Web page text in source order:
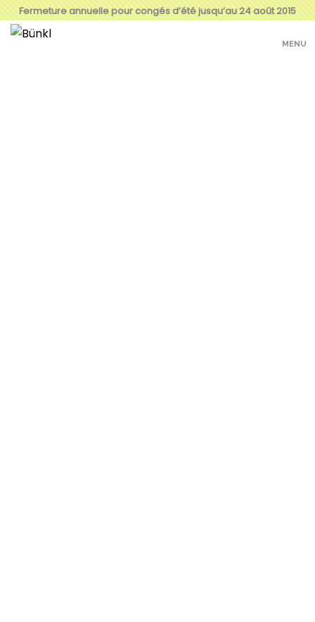
Fermeture annuelle pour congés d’été jusqu’au 24 août 2015
MENU